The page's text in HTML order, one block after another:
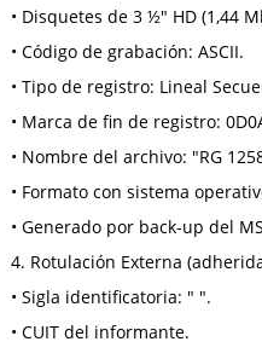
• Disquetes de 3 ½" HD (1,44
• Código de grabación: ASCII.
• Tipo de registro: Lineal
• Marca de fin de registro:
• Nombre del archivo: "RG
• Formato con sistema
• Generado por back-up del
4. Rotulación Externa
• Sigla identificatoria: " ".
• CUIT del informante.